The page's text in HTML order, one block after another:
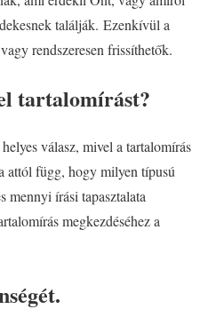
találják. Ezenkívül a
rendszeresen frissíthetők.
tartalomírást?
válasz, mivel a tartalomírás
attól függ, hogy milyen típusú
mennyi írási tapasztalata
megkezdéséhez a